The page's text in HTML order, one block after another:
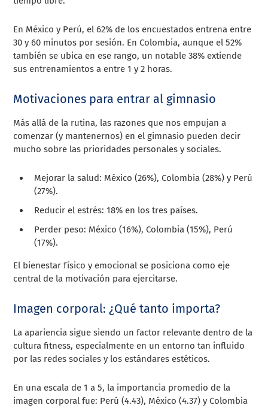
En México y Perú, el 62% de los encuestados entrena entre
30 y 60 minutos por sesión. En Colombia, aunque el 52%
también se ubica en ese rango, un notable 38% extiende
sus entrenamientos a entre 1 y 2 horas.
Motivaciones para entrar al gimnasio
Más allá de la rutina, las razones que nos empujan a
comenzar (y mantenernos) en el gimnasio pueden decir
mucho sobre las prioridades personales y sociales.
Mejorar la salud: México (26%), Colombia (28%) y Perú
(27%).
Reducir el estrés: 18% en los tres países.
Perder peso: México (16%), Colombia (15%), Perú
(17%).
El bienestar físico y emocional se posiciona como eje
central de la motivación para ejercitarse.
Imagen corporal: ¿Qué tanto importa?
La apariencia sigue siendo un factor relevante dentro de la
cultura fitness, especialmente en un entorno tan influido
por las redes sociales y los estándares estéticos.
En una escala de 1 a 5, la importancia promedio de la
imagen corporal fue: Perú (4.43), México (4.37) y Colombia